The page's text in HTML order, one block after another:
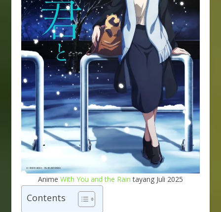
Anime With You and the Rain tayang Juli 2025
Contents